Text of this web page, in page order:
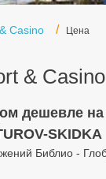
Casino Цена
&
дешевле на
SKIDKA
Библио -